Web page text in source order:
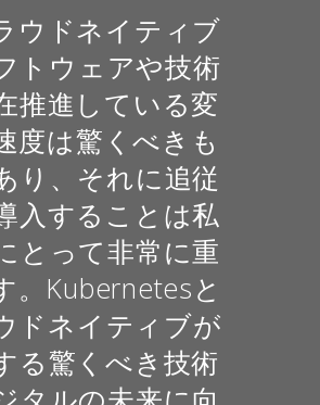
ウドネイティブ
トウェアや技術
推進している変
度は驚くべきも
り、それに追従
入することは私
とって非常に重
。Kubernetesと
ドネイティブが
る驚くべき技術